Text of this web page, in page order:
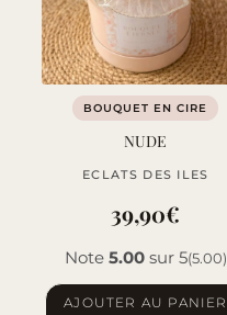
BOUQUET EN CIRE
NUDE
ECLATS DES ILES
39,90€
Note 5.00sur 5(5.00)
AJOUTER AU PANIER